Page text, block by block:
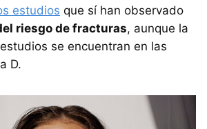
estudios que sí han observado
riesgo de fracturas, aunque la
se encuentran en las
D.